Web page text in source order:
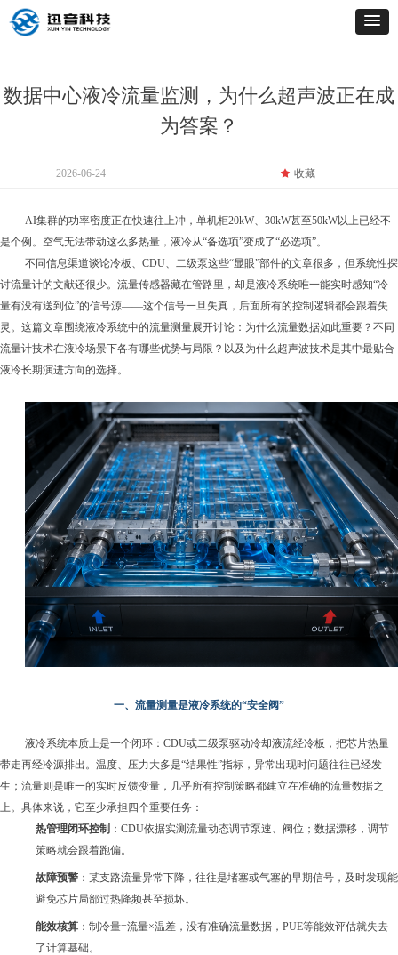
数据中心液冷流量监测，为什么超声波正在成
为答案？
2026-06-24 끄 收藏
AI集群的功率密度正在快速往上冲，单机柜20kW、30kW甚至50kW以上已经不
是个例。 空气无法带动这么多热量，液冷从“备选项”变成了“必选项”。
不同信息渠道谈论冷板、 CDU、二级泵这些“显眼”部件的文章很多，但系统性探
讨流量计的文献还很少。流量传感器藏在管路里，却是液冷系统唯一能实时感知“冷
量有没有送到位”的信号源——这个信号一旦失真，后面所有的控制逻辑都会跟着失
灵。这篇文章围绕液冷系统中的流量测量展开讨论：为什么流量数据如此重要？不同
流量计技术在液冷场景下各有哪些优势与局限？以及为什么超声波技术是其中最贴合
液冷长期演进方向的选择。
一、流量测量是液冷系统的“安全阀”
液冷系统本质上是一个闭环： CDU或二级泵驱动冷却液流经冷板，把芯片热量
带走再经冷源排出。温度、压力大多是“结果性”指标，异常出现时问题往往已经发
生；流量则是唯一的实时反馈变量，几乎所有控制策略都建立在准确的流量数据之
上。具体来说，它至少承担四个重要任务：
热管理闭环控制 ： CDU依据实测流量动态调节泵速、阀位；数据漂移，调节
策略就会跟着跑偏。
故障预警 ：某支路流量异常下降，往往是堵塞或气塞的早期信号，及时发现能
避免芯片局部过热降频甚至损坏。
能效核算 ：制冷量=流量×温差，没有准确流量数据，PUE等能效评估就失去
了计算基础。